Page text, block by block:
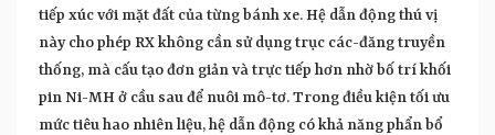
tiếp xúc với mặt đất của từng bánh xe. Hệ dẫn động thú vị
này cho phép RX không cần sử dụng trục các-đăng truyền
thống, mà cấu tạo đơn giản và trực tiếp hơn nhờ bố trí khối
pin Ni-MH ở cầu sau để nuôi mô-tơ. Trong điều kiện tối ưu
mức tiêu hao nhiên liệu, hệ dẫn động có khả năng phẩn bổ